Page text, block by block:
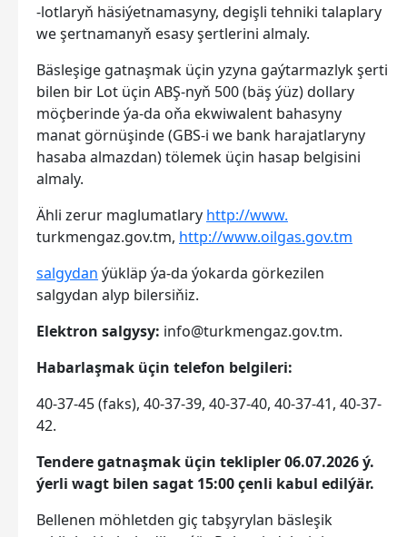
-lotlaryň häsiýetnamasyny, degişli tehniki talaplary
we şertnamanyň esasy şertlerini almaly.
Bäsleşige gatnaşmak üçin yzyna gaýtarmazlyk şerti
bilen bir Lot üçin ABŞ-nyň 500 (bäş ýüz) dollary
möçberinde ýa-da oňa ekwiwalent bahasyny
manat görnüşinde (GBS-i we bank harajatlaryny
hasaba almazdan) tölemek üçin hasap belgisini
almaly.
Ähli zerur maglumatlary http://www.
turkmengaz.gov.tm, http://www.oilgas.gov.tm
salgydan ýükläp ýa-da ýokarda görkezilen
salgydan alyp bilersiňiz.
Elektron salgysy: info@turkmengaz.gov.tm.
Habarlaşmak üçin telefon belgileri:
40-37-45 (faks), 40-37-39, 40-37-40, 40-37-41, 40-37-
42.
Tendere gatnaşmak üçin teklipler 06.07.2026 ý.
ýerli wagt bilen sagat 15:00 çenli kabul edilýär.
Bellenen möhletden giç tabşyrylan bäsleşik